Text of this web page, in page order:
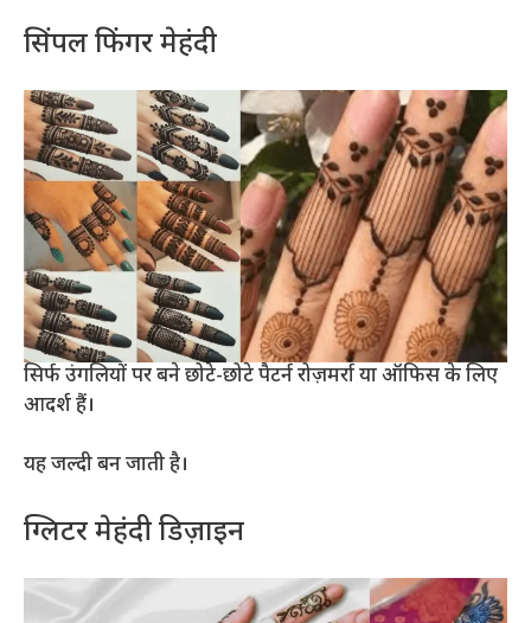
सिंपल फिंगर मेहंदी
सिर्फ उंगलियों पर बने छोटे-छोटे पैटर्न रोज़मर्रा या ऑफिस के लिए
आदर्श हैं।
यह जल्दी बन जाती है।
ग्लिटर मेहंदी डिज़ाइन